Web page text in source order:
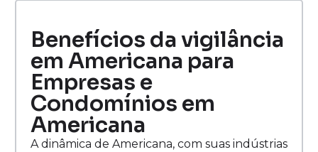
Benefícios da vigilância
em Americana para
Empresas e
Condomínios em
Americana
A dinâmica de Americana, com suas indústrias